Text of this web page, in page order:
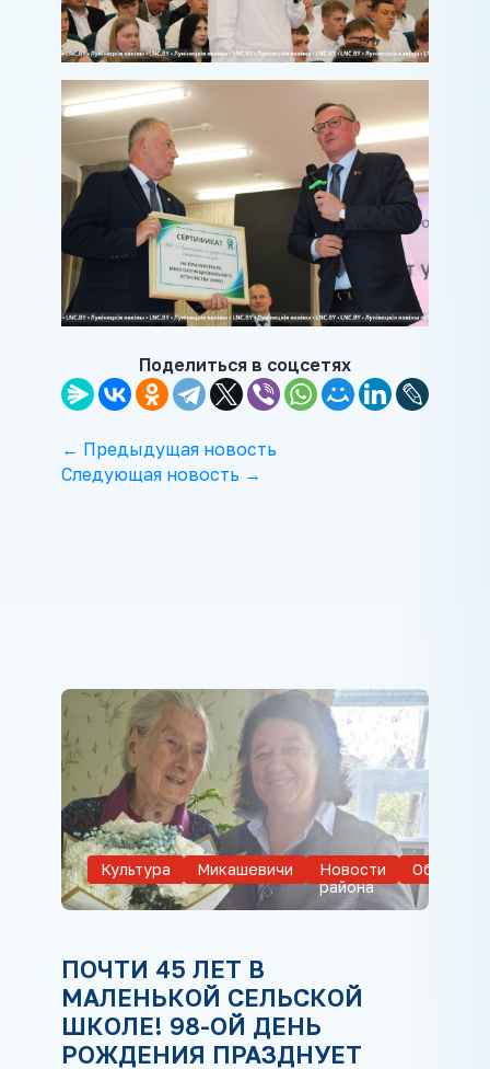
Поделиться в соцсетях
← Предыдущая новость
Следующая новость →
Культура Микашевичи
Новости
района
ПОЧТИ 45 ЛЕТ В
МАЛЕНЬКОЙ СЕЛЬСКОЙ
ШКОЛЕ! 98-ОЙ ДЕНЬ
РОЖДЕНИЯ ПРАЗДНУЕТ